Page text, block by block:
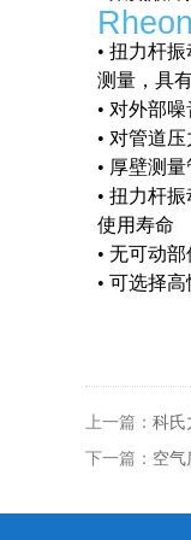
• 扭力杆振
测量，具
• 对外部
• 对管道
• 厚壁测
• 扭力杆振
使用寿命
• 无可动部
• 可选择高
上一篇： 科氏
下一篇： 空气